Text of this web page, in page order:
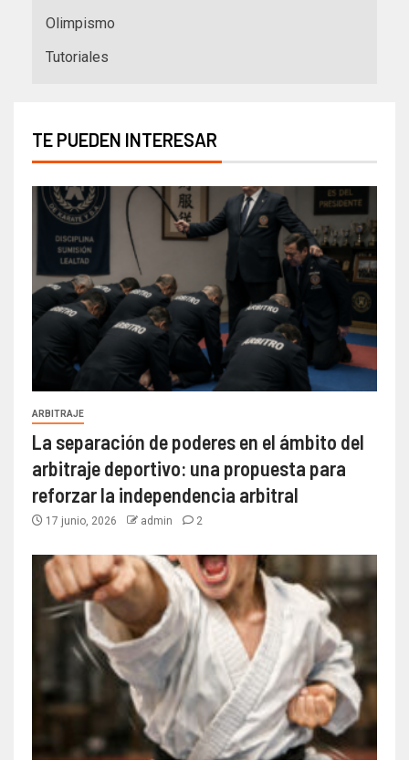
Olimpismo
Tutoriales
TE PUEDEN INTERESAR
ARBITRAJE
La separación de poderes en el ámbito del
arbitraje deportivo: una propuesta para
reforzar la independencia arbitral
17 junio, 2026 admin 2